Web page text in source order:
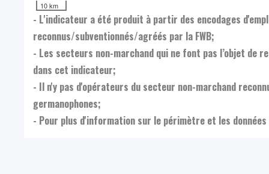
10 km
- L'indicateur a été produit à partir des encodages
reconnus/subventionnés/agréés par la FWB;
- Les secteurs non-marchand qui ne font pas l’objet de
dans cet indicateur;
- Il n'y pas d'opérateurs du secteur non-marchand
germanophones;
- Pour plus d'information sur le périmètre et les